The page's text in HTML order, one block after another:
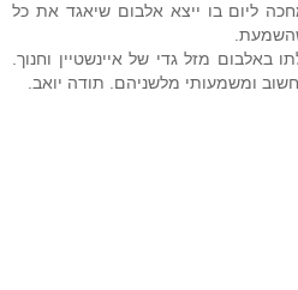
ליום בו ייצא אלבום שיאגד את כל
באלבום מזל גדי של איינשטיין וחנוך.
ומשמעותי מלשניהם. תודה יואב.